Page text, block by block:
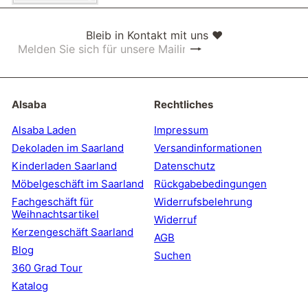
Bleib in Kontakt mit uns ❤
Abonnieren
Melden
unsere
Mailingliste
an
Alsaba
Alsaba Laden
Dekoladen im Saarland
Kinderladen Saarland
Möbelgeschäft im Saarland
Fachgeschäft für
Weihnachtsartikel
Kerzengeschäft Saarland
Blog
360 Grad Tour
Katalog
Rechtliches
Impressum
Versandinformationen
Datenschutz
Rückgabebedingungen
Widerrufsbelehrung
Widerruf
AGB
Suchen